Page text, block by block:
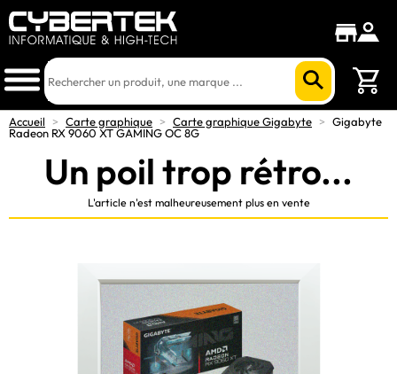
Accueil > Carte graphique > Carte graphique Gigabyte > Gigabyte
Radeon RX 9060 XT GAMING OC 8G
Un poil trop rétro...
L'article n'est malheureusement plus en vente